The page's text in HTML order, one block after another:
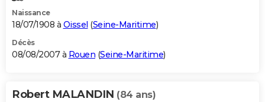
Naissance
18/07/1908 à Oissel (Seine-Maritime)
Décès
08/08/2007 à Rouen (Seine-Maritime)
Robert MALANDIN (84 ans)